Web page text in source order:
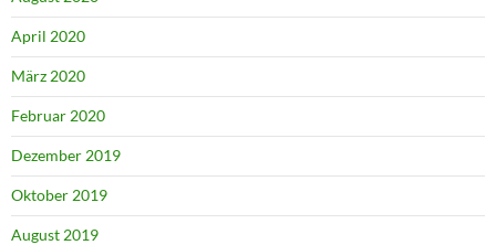
April 2020
März 2020
Februar 2020
Dezember 2019
Oktober 2019
August 2019